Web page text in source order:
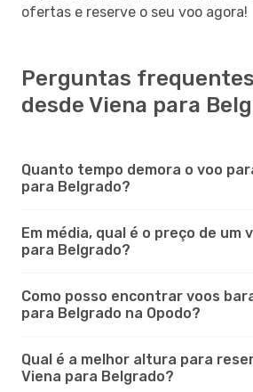
ofertas e reserve o seu voo agora!
Perguntas
desde Viena para
Quanto tempo demora o voo
para Belgrado?
Em média, qual é o preço de um
para Belgrado?
Como posso encontrar voos
para Belgrado na Opodo?
Qual é a melhor altura para
Viena para Belgrado?